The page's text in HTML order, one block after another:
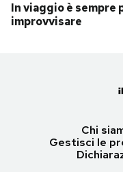
In viaggio è
improvvisare
Chi
Gestisci le